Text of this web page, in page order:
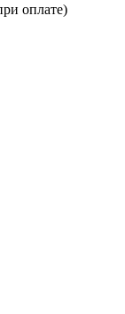
оплате)